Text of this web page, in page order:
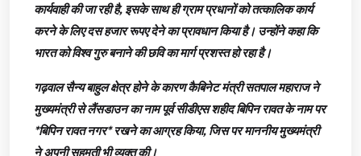
कार्यवाही की जा रही है, इसके साथ ही ग्राम प्रधानों को तत्कालिक कार्य
करने के लिए दस हजार रूपए देने का प्रावधान किया है। उन्होंने कहा कि
भारत को विश्व गुरु बनाने की छवि का मार्ग प्रशस्त हो रहा है।
गढ़वाल सैन्य बाहुल क्षेत्र होने के कारण कैबिनेट मंत्री सतपाल महाराज ने
मुख्यमंत्री से लैंसडाउन का नाम पूर्व सीडीएस शहीद बिपिन रावत के नाम पर
*बिपिन रावत नगर* रखने का आग्रह किया, जिस पर माननीय मुख्यमंत्री
ने अपनी सहमती भी व्यक्त की।